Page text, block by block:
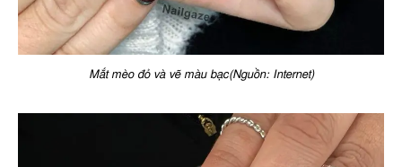
Mắt mèo đỏ và vẽ màu bạc(Nguồn: Internet)